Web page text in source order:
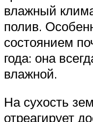
влажный
полив.
состоянием
года: она
влажной.
На сухость
отреагирует